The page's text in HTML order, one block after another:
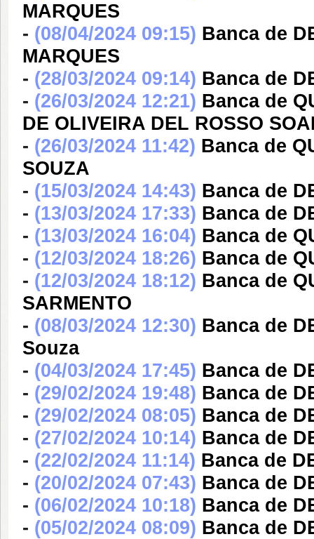
MARQUES
- (08/04/2024 09:15) Banca de
MARQUES
- (28/03/2024 09:14) Banca de
- (26/03/2024 12:21) Banca de
DE OLIVEIRA DEL ROSSO
- (26/03/2024 11:42) Banca de
SOUZA
- (15/03/2024 14:43) Banca de
- (13/03/2024 17:33) Banca de
- (13/03/2024 16:04) Banca de
- (12/03/2024 18:26) Banca de
- (12/03/2024 18:12) Banca de
SARMENTO
- (08/03/2024 12:30) Banca de
Souza
- (04/03/2024 17:45) Banca de
- (29/02/2024 19:48) Banca de
- (29/02/2024 08:05) Banca de
- (27/02/2024 10:14) Banca de
- (22/02/2024 11:14) Banca de
- (20/02/2024 07:43) Banca de
- (06/02/2024 10:18) Banca de
- (05/02/2024 08:09) Banca de